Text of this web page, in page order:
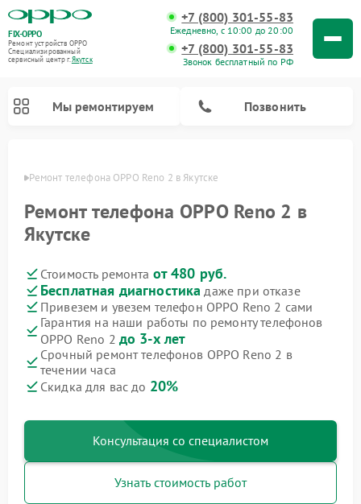
FIX-OPPO
Ремонт устройств OPPO
Специализированный
cервисный центр г.Якутск
+7 (800) 301-55-83
Ежедневно, с 10:00 до 20:00
+7 (800) 301-55-83
Звонок бесплатный по РФ
Мы ремонтируем Позвонить
Ремонт телефона OPPO Reno 2 в Якутске
Ремонт телефона OPPO Reno 2 в
Якутске
Стоимость ремонта от 480 руб.
Бесплатная диагностика даже при отказе
Привезем и увезем телефон OPPO Reno 2 сами
Гарантия на наши работы по ремонту телефонов
OPPO Reno 2 до 3-х лет
Срочный ремонт телефонов OPPO Reno 2 в
течении часа
Скидка для вас до 20%
Консультация со специалистом
Узнать стоимость работ